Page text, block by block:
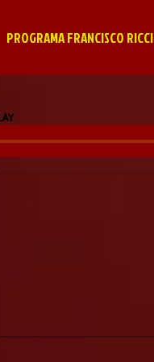
PROGRAMA FRANCISCO RICCI